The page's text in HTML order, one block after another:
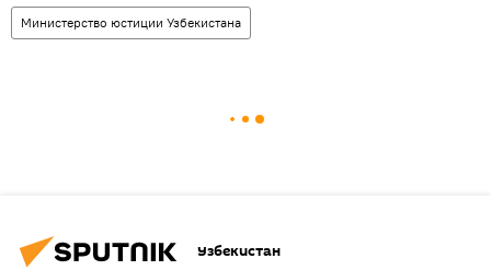
Министерство юстиции Узбекистана
Узбекистан